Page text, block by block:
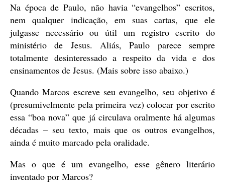
Na época de Paulo, não havia “evangelhos” escritos,
nem qualquer indicação, em suas cartas, que ele
julgasse necessário ou útil um registro escrito do
ministério de Jesus. Aliás, Paulo parece sempre
totalmente desinteressado a respeito da vida e dos
ensinamentos de Jesus. (Mais sobre isso abaixo.)
Quando Marcos escreve seu evangelho, seu objetivo é
(presumivelmente pela primeira vez) colocar por escrito
essa “boa nova” que já circulava oralmente há algumas
décadas – seu texto, mais que os outros evangelhos,
ainda é muito marcado pela oralidade.
Mas o que é um evangelho, esse gênero literário
inventado por Marcos?